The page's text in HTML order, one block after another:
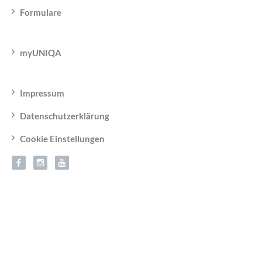
Formulare
myUNIQA
Impressum
Datenschutzerklärung
Cookie Einstellungen